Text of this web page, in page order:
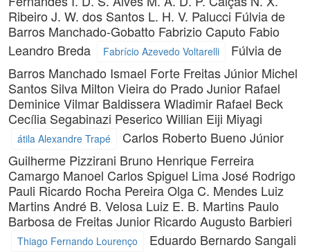
Ribeiro J. W. dos Santos L. H. V. Palucci Fúlvia de
Barros Manchado-Gobatto Fabrizio Caputo Fabio
Leandro Breda
Fabrício Azevedo Voltarelli
Fúlvia de
Barros Manchado Ismael Forte Freitas Júnior Michel
Santos Silva Milton Vieira do Prado Junior Rafael
DeminiceVilmar BaldisseraWladimir Rafael Beck
Cecília Segabinazi Peserico Willian Eiji Miyagi
átila Alexandre Trapé
Carlos Roberto Bueno Júnior
Guilherme Pizzirani Bruno Henrique Ferreira
Camargo Manoel Carlos Spiguel LimaJosé Rodrigo
Pauli Ricardo Rocha PereiraOlga C. Mendes Luiz
MartinsAndré B. Velosa Luiz E. B. Martins Paulo
Barbosa de Freitas Junior Ricardo Augusto Barbieri
Thiago Fernando Lourenço
Eduardo Bernardo Sangali